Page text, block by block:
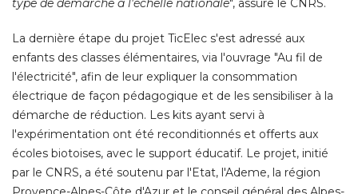
type de démarche à l'échelle nationale", assure le CNRS.
La dernière étape du projet TicElec s'est adressé aux
enfants des classes élémentaires, via l'ouvrage "Au fil de
l'électricité", afin de leur expliquer la consommation
électrique de façon pédagogique et de les sensibiliser à la
démarche de réduction. Les kits ayant servi à
l'expérimentation ont été reconditionnés et offerts aux
écoles biotoises, avec le support éducatif. Le projet, initié
par le CNRS, a été soutenu par l'Etat, l'Ademe, la région